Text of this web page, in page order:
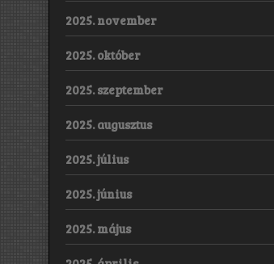
2025. november
2025. október
2025. szeptember
2025. augusztus
2025. július
2025. június
2025. május